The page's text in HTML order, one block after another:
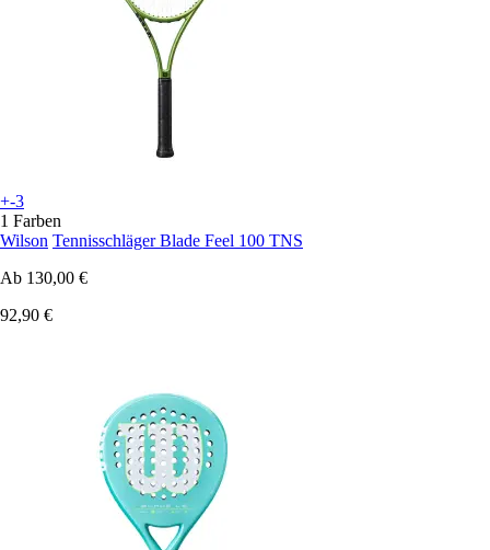
+-3
1 Farben
Wilson Tennisschläger Blade Feel 100 TNS
Ab 130,00 €
92,90 €